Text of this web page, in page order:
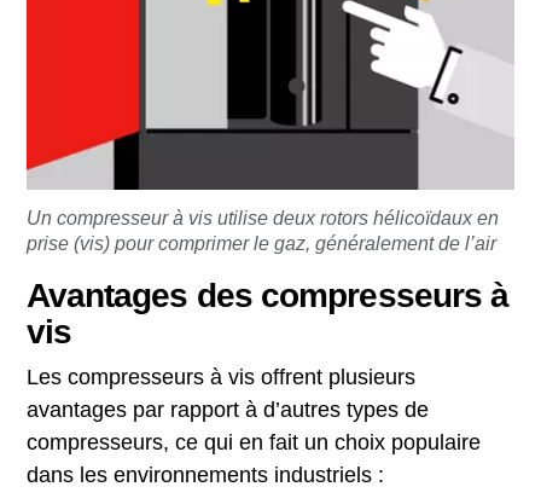
Un compresseur à vis utilise deux rotors hélicoïdaux en
prise (vis) pour comprimer le gaz, généralement de l’air
Avantages des compresseurs à
vis
Les compresseurs à vis offrent plusieurs
avantages par rapport à d’autres types de
compresseurs, ce qui en fait un choix populaire
dans les environnements industriels :